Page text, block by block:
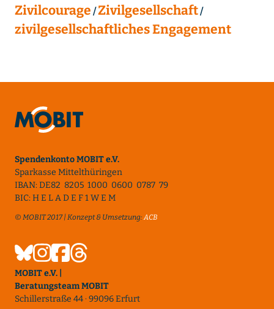
Zivilcourage Zivilgesellschaft
zivilgesellschaftliches Engagement
Spendenkonto MOBIT e.V.
Sparkasse Mittelthüringen
IBAN: DE82 8205 1000 0600 0787 79
BIC: H E L A D E F 1 W E M
© MOBIT 2017 | Konzept & Umsetzung:ACB
MOBIT e.V. |
Beratungsteam MOBIT
Schillerstraße 44 · 99096 Erfurt